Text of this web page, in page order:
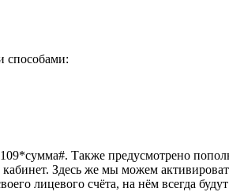
способами:
Также предусмотрено
Здесь же мы можем
лицевого счёта, на нём всегда